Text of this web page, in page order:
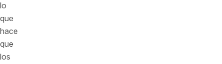
lo
que
hace
que
los